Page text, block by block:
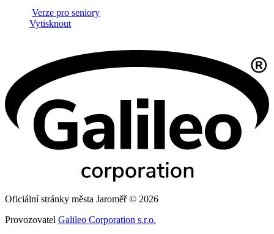
Verze pro seniory
Vytisknout
Oficiální stránky města Jaroměř © 2026
Provozovatel Galileo Corporation s.r.o.